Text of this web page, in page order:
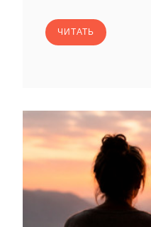
ЧИТАТЬ